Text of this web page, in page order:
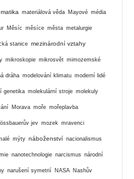
materiálová věda Mayové média
Měsíc měsíce města metalurgie
stanice mezinárodní vztahy
mikroskopie mikrosvět mimozemské
dráha modelování klimatu moderní lidé
genetika molekulární stroje molekuly
Morava moře mořeplavba
jev mozek mravenci
mýty náboženství nacionalismus
nanotechnologie narcismus národní
narušení symetrií NASA Nashův